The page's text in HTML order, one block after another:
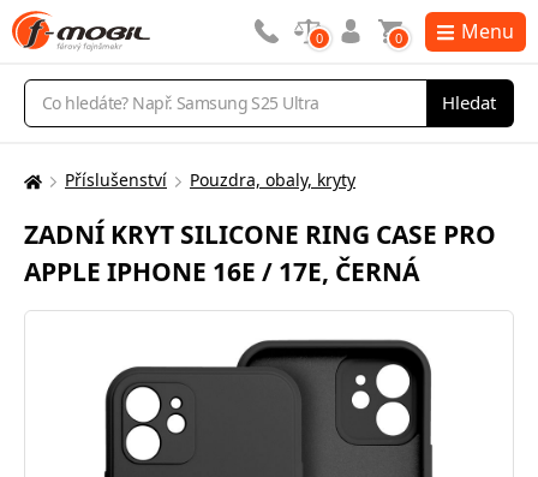
Vyhledávání
Hledat
0 0 Menu
Zde
nacházíte:
Příslušenství Pouzdra, obaly, kryty
ZADNÍ KRYT SILICONE RING CASE PRO
APPLE IPHONE 16E / 17E, ČERNÁ